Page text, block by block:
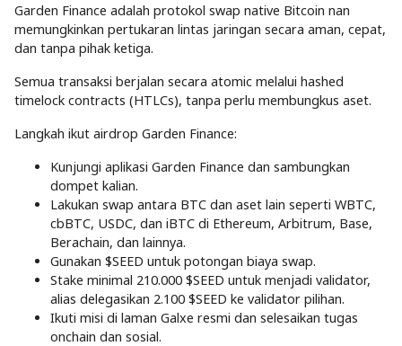
Garden Finance adalah protokol swap native Bitcoin nan
memungkinkan pertukaran lintas jaringan secara aman, cepat,
dan tanpa pihak ketiga.
Semua transaksi berjalan secara atomic melalui hashed
timelock contracts (HTLCs), tanpa perlu membungkus aset.
Langkah ikut airdrop Garden Finance:
Kunjungi aplikasi Garden Finance dan sambungkan
dompet kalian.
Lakukan swap antara BTC dan aset lain seperti WBTC,
cbBTC, USDC, dan iBTC di Ethereum, Arbitrum, Base,
Berachain, dan lainnya.
Gunakan $SEED untuk potongan biaya swap.
Stake minimal 210.000 $SEED untuk menjadi validator,
alias delegasikan 2.100 $SEED ke validator pilihan.
Ikuti misi di laman Galxe resmi dan selesaikan tugas
onchain dan sosial.